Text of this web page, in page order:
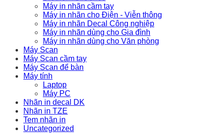
Máy in nhãn cầm tay
Máy in nhãn cho Điện - Viễn thông
Máy in nhãn Decal Công nghiệp
Máy in nhãn dùng cho Gia đình
Máy in nhãn dùng cho Văn phòng
Máy Scan
Máy Scan cầm tay
Máy Scan để bàn
Máy tính
Laptop
Máy PC
Nhãn in decal DK
Nhãn in TZE
Tem nhãn in
Uncategorized